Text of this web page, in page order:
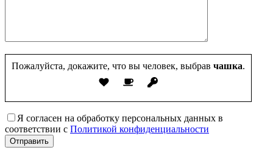
Пожалуйста, докажите, что вы человек, выбрав чашка.
Я согласен на обработку персональных данных в
соответствии с Политикой конфиденциальности